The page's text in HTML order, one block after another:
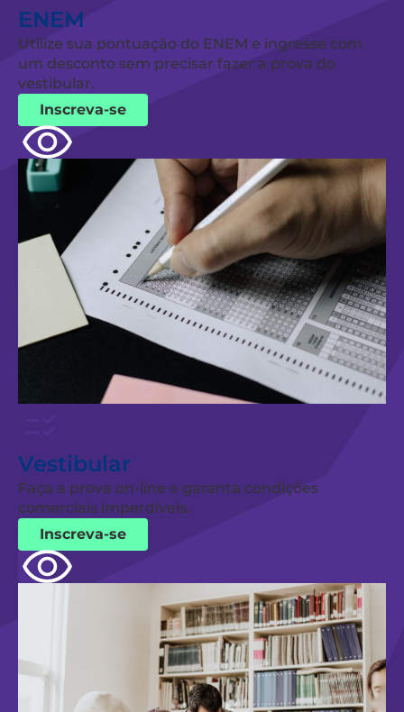
ENEM
Utilize sua pontuação do ENEM e ingresse com
um desconto sem precisar fazer a prova do
vestibular.
Inscreva-se
Vestibular
Faça a prova on-line e garanta condições
comerciais imperdíveis.
Inscreva-se